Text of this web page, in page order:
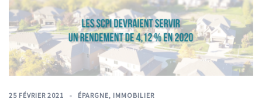
25 FÉVRIER 2021 ÉPARGNE, IMMOBILIER